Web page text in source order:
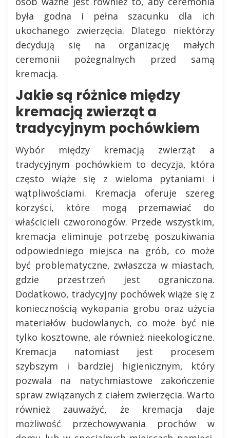
była godna i pełna szacunku dla ich
ukochanego zwierzęcia. Dlatego niektórzy
decydują się na organizację małych
ceremonii pożegnalnych przed samą
kremacją.
Jakie są różnice między
kremacją zwierząt a
tradycyjnym pochówkiem
Wybór między kremacją zwierząt a
tradycyjnym pochówkiem to decyzja, która
często wiąże się z wieloma pytaniami i
wątpliwościami. Kremacja oferuje szereg
korzyści, które mogą przemawiać do
właścicieli czworonogów. Przede wszystkim,
kremacja eliminuje potrzebę poszukiwania
odpowiedniego miejsca na grób, co może
być problematyczne, zwłaszcza w miastach,
gdzie przestrzeń jest ograniczona.
Dodatkowo, tradycyjny pochówek wiąże się z
koniecznością wykopania grobu oraz użycia
materiałów budowlanych, co może być nie
tylko kosztowne, ale również nieekologiczne.
Kremacja natomiast jest procesem
szybszym i bardziej higienicznym, który
pozwala na natychmiastowe zakończenie
spraw związanych z ciałem zwierzęcia. Warto
również zauważyć, że kremacja daje
możliwość przechowywania prochów w